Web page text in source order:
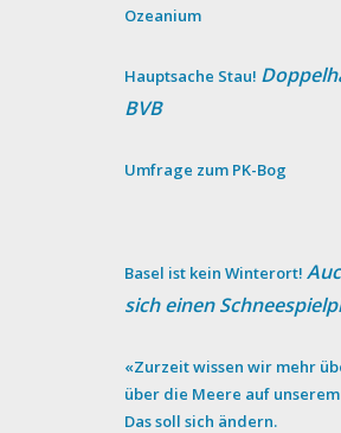
Ozeanium
Hauptsache Stau!
BVB
Umfrage zum PK-Bog
Basel ist kein Winterort!
sich einen
«Zurzeit wissen wir mehr
über die Meere auf
Das soll sich ändern.